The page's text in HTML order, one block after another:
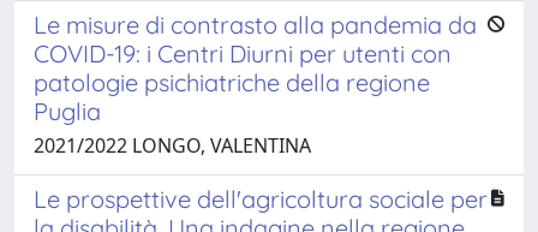
Le misure di contrasto alla pandemia da
COVID-19: i Centri Diurni per utenti con
patologie psichiatriche della regione
Puglia
2021/2022 LONGO, VALENTINA
Le prospettive dell'agricoltura sociale per